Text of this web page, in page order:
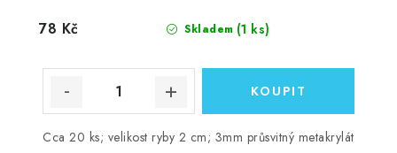
Skladem (1 ks)
78 Kč
Cca 20 ks; velikost ryby 2 cm; 3mm průsvitný metakrylát